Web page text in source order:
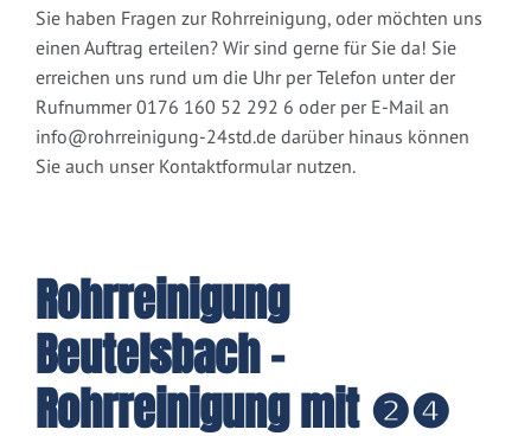
Sie haben Fragen zur Rohrreinigung, oder möchten uns
einen Auftrag erteilen? Wir sind gerne für Sie da! Sie
erreichen uns rund um die Uhr per Telefon unter der
Rufnummer 0176 160 52 292 6 oder per E-Mail an
info@rohrreinigung-24std.de darüber hinaus können
Sie auch unser Kontaktformular nutzen.
Rohrreinigung
Beutelsbach -
Rohrreinigung mit ❷❹